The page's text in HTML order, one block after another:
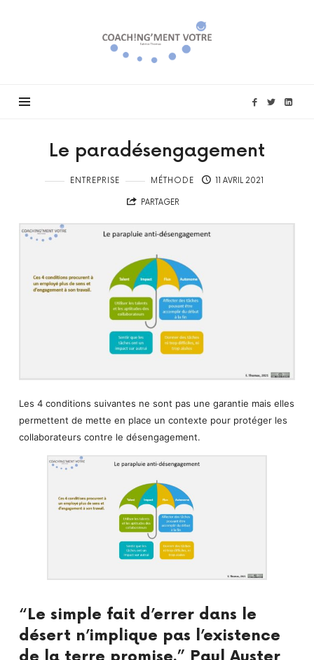
Coach!ng'ment
vôtre
Le paradésengagement
ENTREPRISE MÉTHODE 11 AVRIL 2021
PARTAGER
Les 4 conditions suivantes ne sont pas une garantie mais elles
permettent de mette en place un contexte pour protéger les
collaborateurs contre le désengagement.
“Le simple fait d’errer dans le
désert n’implique pas l’existence